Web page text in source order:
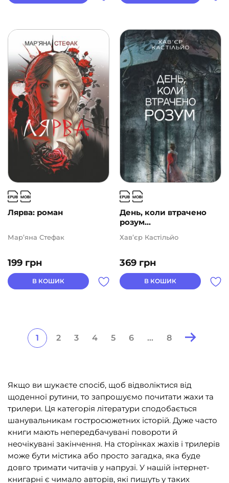
Лярва: роман
199 грн
Мар’яна Стефак
В КОШИК
День, коли втрачено
розум...
369 грн
Хав’єр Кастільйо
В КОШИК
Posts
1 2 3 4 5 6 … 8
Якщо ви шукаєте спосіб, щоб відволіктися від
щоденної рутини, то запрошуємо почитати жахи та
трилери. Ця категорія літератури сподобається
шанувальникам гостросюжетних історій. Дуже часто
книги мають непередбачувані повороти й
неочікувані закінчення. На сторінках жахів і трилерів
може бути містика або просто загадка, яка буде
довго тримати читачів у напрузі. У нашій інтернет-
книгарні є чимало авторів, які пишуть у таких